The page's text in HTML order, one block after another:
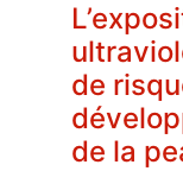
de
de la